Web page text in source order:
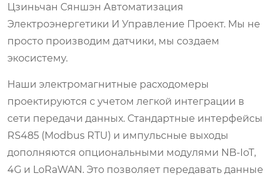
Цзиньчан Сяншэн Автоматизация
Электроэнергетики И Управление Проект. Мы не
просто производим датчики, мы создаем
экосистему.
Наши электромагнитные расходомеры
проектируются с учетом легкой интеграции в
сети передачи данных. Стандартные интерфейсы
RS485 (Modbus RTU) и импульсные выходы
дополняются опциональными модулями NB-IoT,
4G и LoRaWAN. Это позволяет передавать данные